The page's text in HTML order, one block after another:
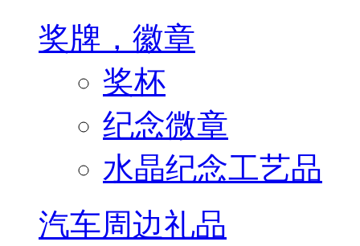
奖牌，徽章
奖杯
纪念微章
水晶纪念工艺品
汽车周边礼品